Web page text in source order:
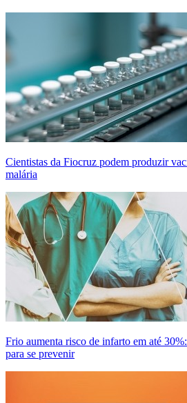
Cientistas da Fiocruz podem produzir
malária
Frio aumenta risco de infarto em até
para se prevenir